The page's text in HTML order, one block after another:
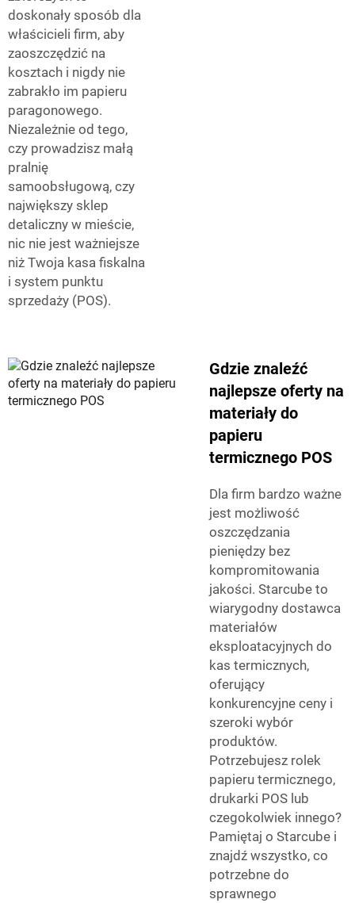
doskonały sposób dla
właścicieli firm, aby
zaoszczędzić na
kosztach i nigdy nie
zabrakło im papieru
paragonowego.
Niezależnie od tego,
czy prowadzisz małą
pralnię
samoobsługową, czy
największy sklep
detaliczny w mieście,
nic nie jest ważniejsze
niż Twoja kasa fiskalna
i system punktu
sprzedaży (POS).
Gdzie znaleźć
najlepsze oferty na
materiały do
papieru
termicznego POS
Dla firm bardzo ważne
jest możliwość
oszczędzania
pieniędzy bez
kompromitowania
jakości. Starcube to
wiarygodny dostawca
materiałów
eksploatacyjnych do
kas termicznych,
oferujący
konkurencyjne ceny i
szeroki wybór
produktów.
Potrzebujesz rolek
papieru termicznego,
drukarki POS lub
czegokolwiek innego?
Pamiętaj o Starcube i
znajdź wszystko, co
potrzebne do
sprawnego